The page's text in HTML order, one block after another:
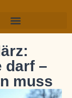
darf –
muss